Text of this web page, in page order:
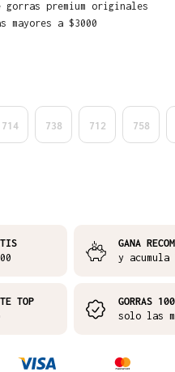
premium originales
a $3000
714 738 712 758
GANA
y acumula
TOP
GORRAS
solo las